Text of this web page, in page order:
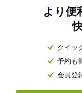
より便
クイッ
予約も
会員登